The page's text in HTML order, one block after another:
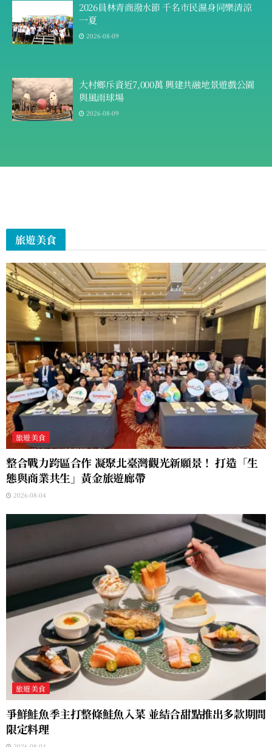
2026員林青商潑水節 千名市民濕身同樂清涼
一夏
2026-08-09
大村鄉斥資近7,000萬 興建共融地景遊戲公園
與風雨球場
2026-08-09
旅遊美食
旅遊美食
整合戰力跨區合作 凝聚北臺灣觀光新願景！ 打造「生
態與商業共生」黃金旅遊廊帶
2026-08-04
旅遊美食
爭鮮鮭魚季主打整條鮭魚入菜 並結合甜點推出多款期間
限定料理